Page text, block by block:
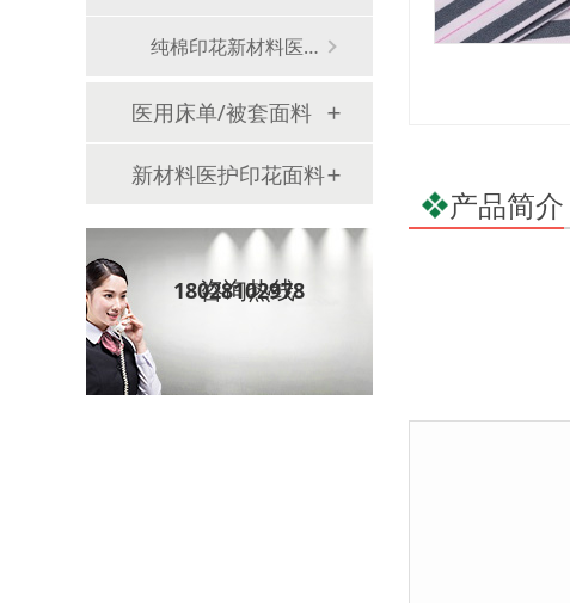
纯棉印花新材料医用面料
医用床单/被套面料
新材料医护印花面料
咨询热线
18028102978
产品简介